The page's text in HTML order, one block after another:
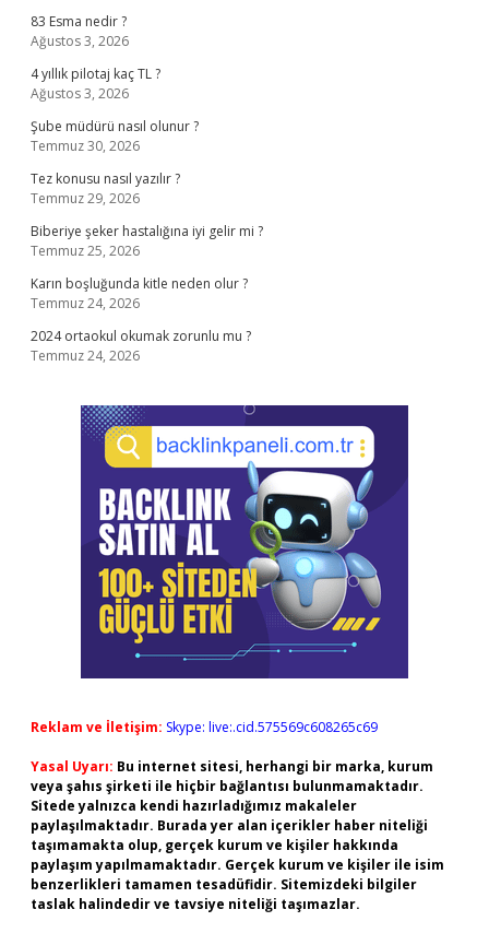
83 Esma nedir ?
Ağustos 3, 2026
4 yıllık pilotaj kaç TL ?
Ağustos 3, 2026
Şube müdürü nasıl olunur ?
Temmuz 30, 2026
Tez konusu nasıl yazılır ?
Temmuz 29, 2026
Biberiye şeker hastalığına iyi gelir mi ?
Temmuz 25, 2026
Karın boşluğunda kitle neden olur ?
Temmuz 24, 2026
2024 ortaokul okumak zorunlu mu ?
Temmuz 24, 2026
Reklam ve İletişim: Skype: live:.cid.575569c608265c69
Yasal Uyarı: Bu internet sitesi, herhangi bir marka, kurum
veya şahıs şirketi ile hiçbir bağlantısı bulunmamaktadır.
Sitede yalnızca kendi hazırladığımız makaleler
paylaşılmaktadır. Burada yer alan içerikler haber niteliği
taşımamakta olup, gerçek kurum ve kişiler hakkında
paylaşım yapılmamaktadır. Gerçek kurum ve kişiler ile isim
benzerlikleri tamamen tesadüfidir. Sitemizdeki bilgiler
taslak halindedir ve tavsiye niteliği taşımazlar.